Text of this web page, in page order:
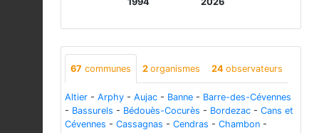
67 communes 2 organismes 24 observateurs
Altier - Arphy - Aujac - Banne - Barre-des-Cévennes
- Bassurels - Bédouès-Cocurès - Bordezac - Cans et
Cévennes - Cassagnas - Cendras - Chambon -